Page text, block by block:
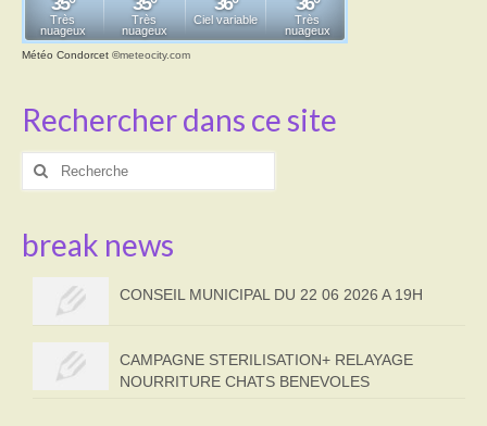
Météo Condorcet ©meteocity.com
Rechercher dans ce site
Rechercher
break news
CONSEIL MUNICIPAL DU 22 06 2026 A 19H
CAMPAGNE STERILISATION+ RELAYAGE
NOURRITURE CHATS BENEVOLES